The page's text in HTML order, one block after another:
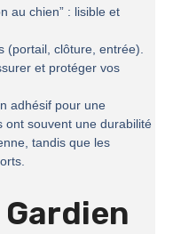
au chien” : lisible et
(portail, clôture, entrée).
et protéger vos
adhésif pour une
ont souvent une durabilité
tandis que les